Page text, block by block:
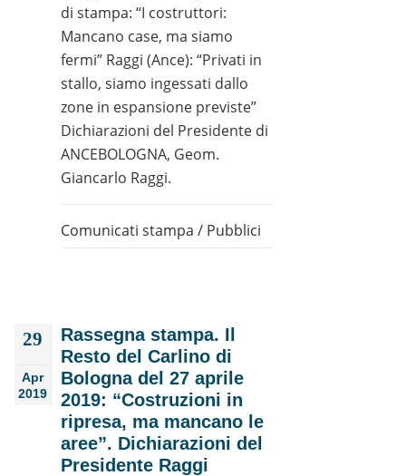
di stampa: “I costruttori:
Mancano case, ma siamo
fermi” Raggi (Ance): “Privati in
stallo, siamo ingessati dallo
zone in espansione previste”
Dichiarazioni del Presidente di
ANCEBOLOGNA, Geom.
Giancarlo Raggi.
Comunicati stampa / Pubblici
29
Apr
2019
Rassegna stampa. Il
Resto del Carlino di
Bologna del 27 aprile
2019: “Costruzioni in
ripresa, ma mancano le
aree”. Dichiarazioni del
Presidente Raggi